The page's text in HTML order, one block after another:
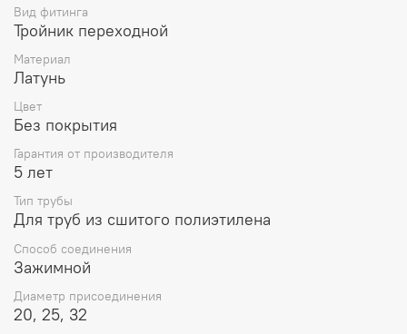
Вид фитинга
Тройник переходной
Материал
Латунь
Цвет
Без покрытия
Гарантия от производителя
5 лет
Тип трубы
Для труб из сшитого полиэтилена
Способ соединения
Зажимной
Диаметр присоединения
20, 25, 32